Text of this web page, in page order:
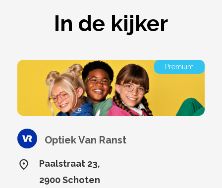
In de kijker
Premium
Optiek Van Ranst
Paalstraat 23,
2900 Schoten